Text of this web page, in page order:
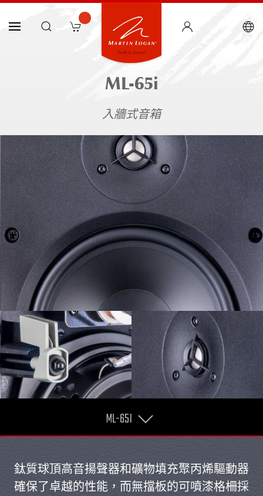
ML-65i
入牆式音箱
ML-65I
鈦質球頂高音揚聲器和礦物填充聚丙烯驅動器
確保了卓越的性能，而無擋板的可噴漆格柵採